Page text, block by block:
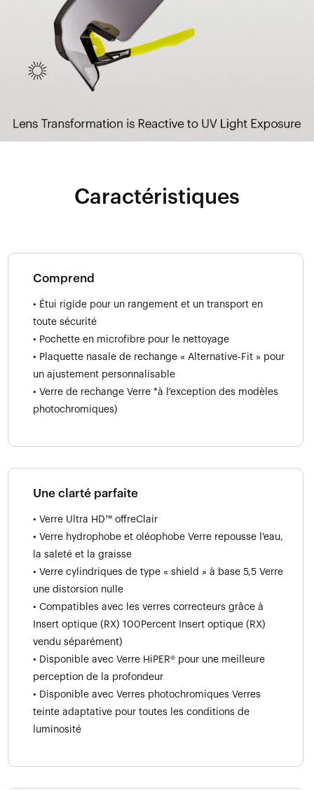
Caractéristiques
Comprend
• Étui rigide pour un rangement et un transport en
toute sécurité
• Pochette en microfibre pour le nettoyage
• Plaquette nasale de rechange « Alternative-Fit » pour
un ajustement personnalisable
• Verre de rechange Verre *à l'exception des modèles
photochromiques)
Une clarté parfaite
• Verre Ultra HD™ offreClair
• Verre hydrophobe et oléophobe Verre repousse l'eau,
la saleté et la graisse
• Verre cylindriques de type « shield » à base 5,5 Verre
une distorsion nulle
• Compatibles avec les verres correcteurs grâce à
Insert optique (RX) 100Percent Insert optique (RX)
vendu séparément)
• Disponible avec Verre HiPER® pour une meilleure
perception de la profondeur
• Disponible avec Verres photochromiques Verres
teinte adaptative pour toutes les conditions de
luminosité